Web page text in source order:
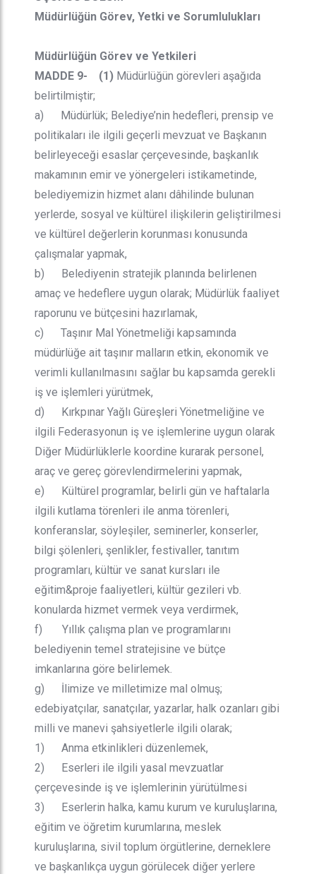
Müdürlüğün Görev, Yetki ve Sorumlulukları
Müdürlüğün Görev ve Yetkileri
MADDE 9- (1) Müdürlüğün görevleri aşağıda
belirtilmiştir;
a) Müdürlük; Belediye’nin hedefleri, prensip ve
politikaları ile ilgili geçerli mevzuat ve Başkanın
belirleyeceği esaslar çerçevesinde, başkanlık
makamının emir ve yönergeleri istikametinde,
belediyemizin hizmet alanı dâhilinde bulunan
yerlerde, sosyal ve kültürel ilişkilerin geliştirilmesi
ve kültürel değerlerin korunması konusunda
çalışmalar yapmak,
b) Belediyenin stratejik planında belirlenen
amaç ve hedeflere uygun olarak; Müdürlük faaliyet
raporunu ve bütçesini hazırlamak,
c) Taşınır Mal Yönetmeliği kapsamında
müdürlüğe ait taşınır malların etkin, ekonomik ve
verimli kullanılmasını sağlar bu kapsamda gerekli
iş ve işlemleri yürütmek,
d) Kırkpınar Yağlı Güreşleri Yönetmeliğine ve
ilgili Federasyonun iş ve işlemlerine uygun olarak
Diğer Müdürlüklerle koordine kurarak personel,
araç ve gereç görevlendirmelerini yapmak,
e) Kültürel programlar, belirli gün ve haftalarla
ilgili kutlama törenleri ile anma törenleri,
konferanslar, söyleşiler, seminerler, konserler,
bilgi şölenleri, şenlikler, festivaller, tanıtım
programları, kültür ve sanat kursları ile
eğitim&proje faaliyetleri, kültür gezileri vb.
konularda hizmet vermek veya verdirmek,
f) Yıllık çalışma plan ve programlarını
belediyenin temel stratejisine ve bütçe
imkanlarına göre belirlemek.
g) İlimize ve milletimize mal olmuş;
edebiyatçılar, sanatçılar, yazarlar, halk ozanları gibi
milli ve manevi şahsiyetlerle ilgili olarak;
1) Anma etkinlikleri düzenlemek,
2) Eserleri ile ilgili yasal mevzuatlar
çerçevesinde iş ve işlemlerinin yürütülmesi
3) Eserlerin halka, kamu kurum ve kuruluşlarına,
eğitim ve öğretim kurumlarına, meslek
kuruluşlarına, sivil toplum örgütlerine, derneklere
ve başkanlıkça uygun görülecek diğer yerlere